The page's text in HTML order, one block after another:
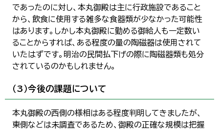
であったのに対し、本丸御殿は主に行政施設であること
から、飲食に使用する雑多な食器類が少なかった可能性
はあります。しかし本丸御殿に勤める御給人も一定数い
ることからすれば、ある程度の量の陶磁器は使用されて
いたはずです。明治の民間払下げの際に陶磁器類も処分
されているのかもしれません。
（3）今後の課題について
本丸御殿の西側の様相はある程度判明してきましたが、
東側などは未調査であるため、御殿の正確な規模は把握